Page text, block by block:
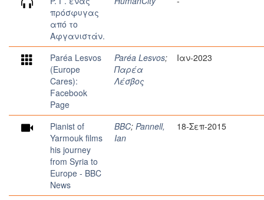
πρόσφυγας
από το
Αφγανιστάν.
Paréa Lesvos
(Europe
Cares):
Facebook
Page
Paréa Lesvos;
Παρέα
Λέσβος
Ιαν-2023
Pianist of
Yarmouk films
his journey
from Syria to
Europe - BBC
News
BBC; Pannell,
Ian
18-Σεπ-2015